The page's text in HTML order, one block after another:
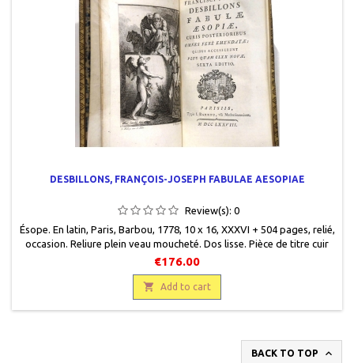
DESBILLONS, FRANÇOIS-JOSEPH FABULAE AESOPIAE
Review(s): 0
Ésope . En latin, Paris, Barbou, 1778, 10 x 16, XXXVI + 504 pages, relié,
occasion. Reliure plein veau moucheté. Dos lisse. Pièce de titre cuir
rouge. Filets et fers décoratifs et titre gravés or. Coiffe de tête
coin inférieur. Tranche dorée. Pages de garde effet marbré.
Dentelle...
€176.00
 Add to cart
BACK TO TOP 